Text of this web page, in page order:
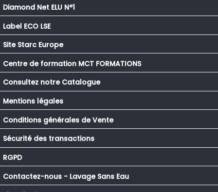
Diamond Net ELU N°1
Label ECO LSE
Site Starc Europe
Centre de formation MCT FORMATIONS
Consultez notre Catalogue
Mentions légales
Conditions générales de Vente
Sécurité des transactions
RGPD
Contactez-nous - Lavage Sans Eau